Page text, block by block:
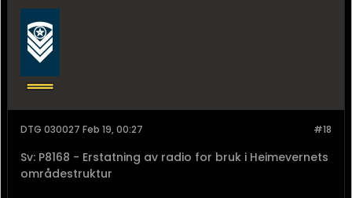
#18
DTG 030027 Feb 19, 00:27
Sv: P8168 - Erstatning av radio for bruk i Heimevernets
områdestruktur